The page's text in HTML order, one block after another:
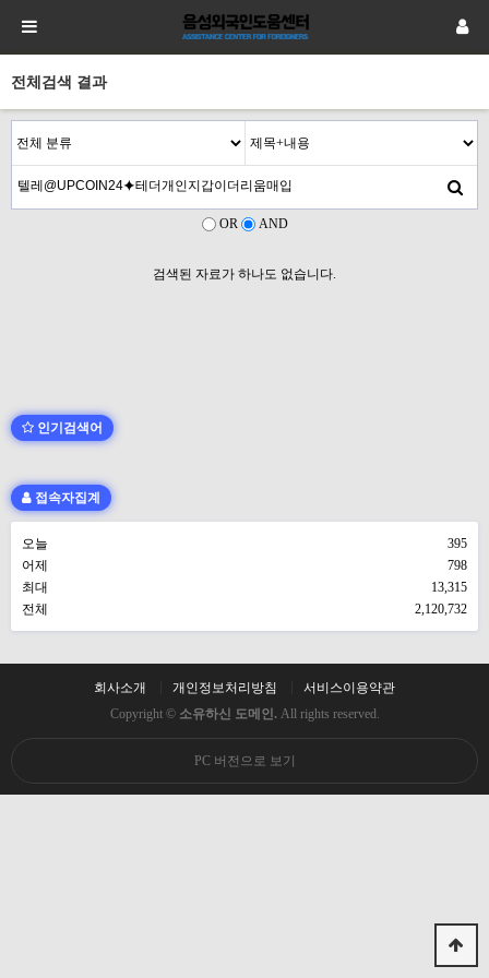
전체검색 결과
OR AND
검색된 자료가 하나도 없습니다.
인기검색어
접속자집계
오늘
395
어제
798
최대
13,315
전체
2,120,732
회사소개 개인정보처리방침
서비스이용약관
Copyright © 소유하신 도메인. All rights reserved.
PC 버전으로 보기